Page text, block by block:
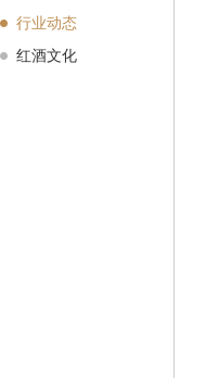
行业动态
红酒文化